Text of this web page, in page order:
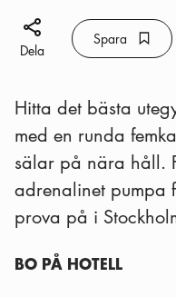
Dela ikon
Dela
Spara
Spara
Hitta det bästa
med en runda
sälar på nära håll.
adrenalinet pumpa
prova på i
BO PÅ HOTELL